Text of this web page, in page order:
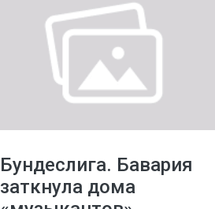
Бундеслига. Бавария
заткнула дома